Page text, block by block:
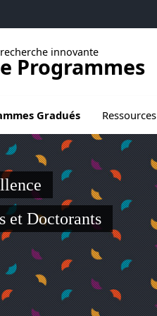
innovante
Programmes
Gradués Ressources
et Doctorants